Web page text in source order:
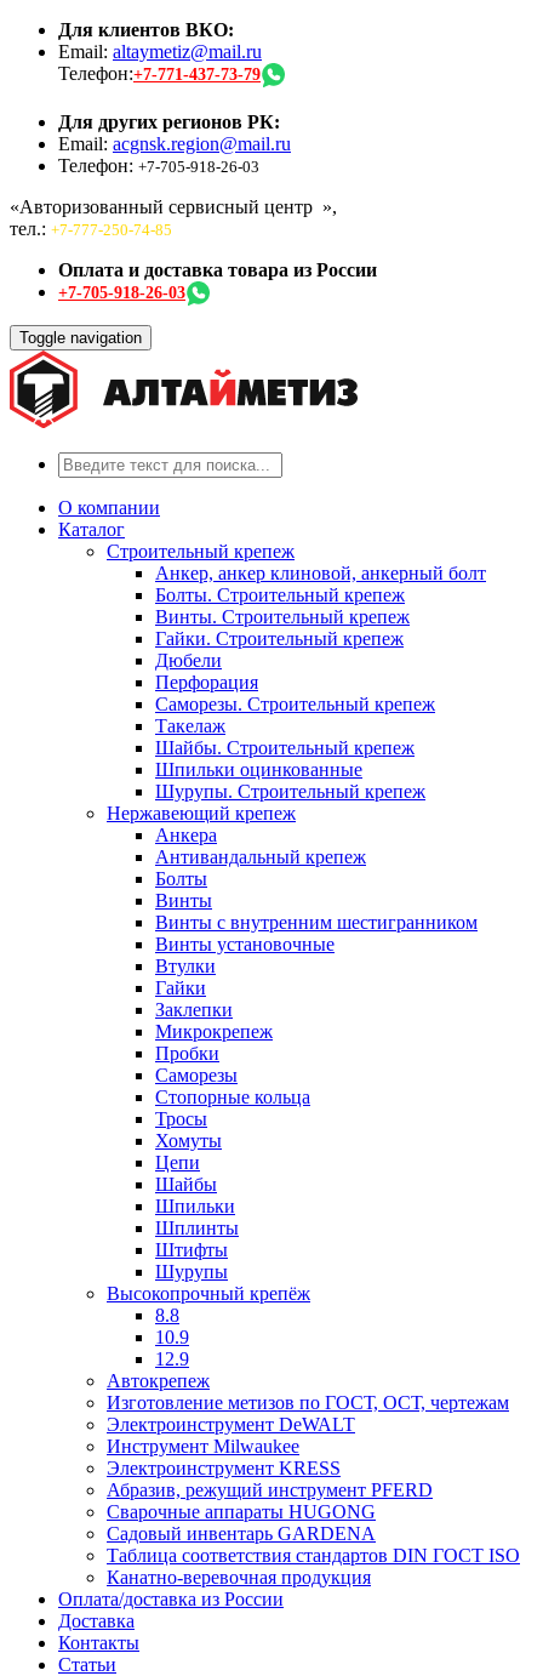
Для клиентов ВКО:
Email: altaymetiz@mail.ru
Телефон:+7-771-437-73-79
Для других регионов РК:
Email: acgnsk.region@mail.ru
Телефон: +7-705-918-26-03
«Авторизованный сервисный центр »,
тел.: +7-777-250-74-85
Оплата и доставка товара из России
+7-705-918-26-03
Toggle navigation
О компании
Каталог
Строительный крепеж
Анкер, анкер клиновой, анкерный болт
Болты. Строительный крепеж
Винты. Строительный крепеж
Гайки. Строительный крепеж
Дюбели
Перфорация
Саморезы. Строительный крепеж
Такелаж
Шайбы. Строительный крепеж
Шпильки оцинкованные
Шурупы. Строительный крепеж
Нержавеющий крепеж
Анкера
Антивандальный крепеж
Болты
Винты
Винты с внутренним шестигранником
Винты установочные
Втулки
Гайки
Заклепки
Микрокрепеж
Пробки
Саморезы
Стопорные кольца
Тросы
Хомуты
Цепи
Шайбы
Шпильки
Шплинты
Штифты
Шурупы
Высокопрочный крепёж
8.8
10.9
12.9
Автокрепеж
Изготовление метизов по ГОСТ, ОСТ, чертежам
Электроинструмент DeWALT
Инструмент Milwaukee
Электроинструмент KRESS
Абразив, режущий инструмент PFERD
Сварочные аппараты HUGONG
Садовый инвентарь GARDENA
Таблица соответствия стандартов DIN ГОСТ ISO
Канатно-веревочная продукция
Оплата/доставка из России
Доставка
Контакты
Статьи